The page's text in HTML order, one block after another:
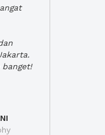
banget!